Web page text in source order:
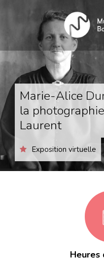
principal
Marie-Alice
la
Laurent
Exposition virtuelle
Heures